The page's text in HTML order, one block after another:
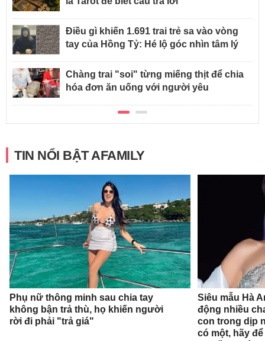
Điều gì khiến 1.691 trai trẻ sa vào vòng
tay của Hồng Tỷ: Hé lộ góc nhìn tâm lý
Chàng trai "soi" từng miếng thịt để chia
hóa đơn ăn uống với người yêu
TIN NỔI BẬT AFAMILY
Phụ nữ thông minh sau chia tay
không bận trả thù, họ khiến người
rời đi phải "trả giá"
Siêu mẫu Hà
động nhiều
con trong dịp
có một, hãy